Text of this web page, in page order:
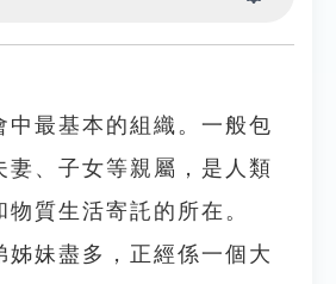
中最基本的組織。一般包
妻、子女等親屬，是人類
物質生活寄託的所在。
姊妹盡多，正經係一個大